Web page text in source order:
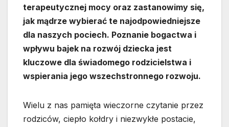
terapeutycznej mocy oraz zastanowimy się,
jak mądrze wybierać te najodpowiedniejsze
dla naszych pociech. Poznanie bogactwa i
wpływu bajek na rozwój dziecka jest
kluczowe dla świadomego rodzicielstwa i
wspierania jego wszechstronnego rozwoju.
Wielu z nas pamięta wieczorne czytanie przez
rodziców, ciepło kołdry i niezwykłe postacie,